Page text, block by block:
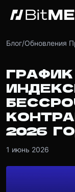
Блог/Обновления
2026
1 июнь 2026